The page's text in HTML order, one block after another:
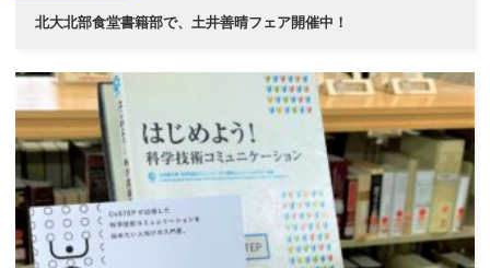
北大北部食堂書籍部で、土井善晴フェア開催中！